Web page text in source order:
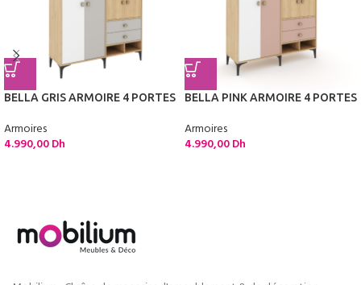
BELLA GRIS ARMOIRE 4 PORTES
Armoires
4.990,00Dh
BELLA PINK ARMOIRE 4 PORTES
Armoires
4.990,00Dh